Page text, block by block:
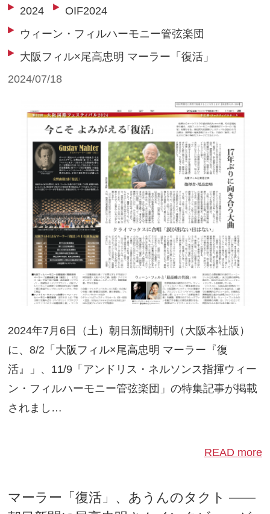
2024
OIF2024
ウィーン・フィルハーモニー管弦楽団
大阪フィル×尾高忠明 マーラー「復活」
2024/07/18
2024年7月6日（土）朝日新聞朝刊（大阪本社版）
に、8/2「大阪フィル×尾高忠明 マーラー『復
活』」、11/9「アンドリス・ネルソンス指揮ウィー
ン・フィルハーモニー管弦楽団」の特集記事が掲載
されまし…
READ more
マーラー「復活」、あうんのタクト ——